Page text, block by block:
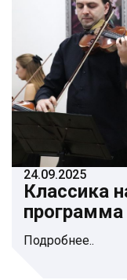
24.09.2025
Классика
программа
Подробнее..